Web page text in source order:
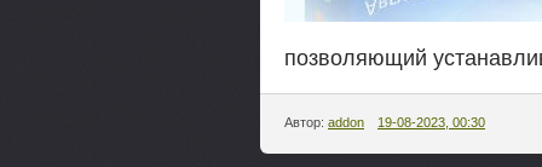
позволяющий
Автор: addon 19-08-2023, 00:30